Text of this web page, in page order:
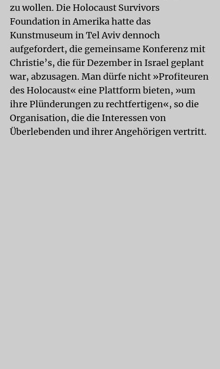
zu wollen. Die Holocaust Survivors
Foundation in Amerika hatte das
Kunstmuseum in Tel Aviv dennoch
aufgefordert, die gemeinsame Konferenz mit
Christie’s, die für Dezember in Israel geplant
war, abzusagen. Man dürfe nicht »Profiteuren
des Holocaust« eine Plattform bieten, »um
ihre Plünderungen zu rechtfertigen«, so die
Organisation, die die Interessen von
Überlebenden und ihrer Angehörigen vertritt.